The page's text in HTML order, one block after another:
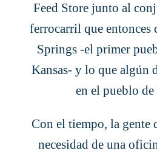
Feed Store junto al
ferrocarril que entonces
Springs -el primer
Kansas- y lo que algún
en el pueblo de
Con el tiempo, la gente
necesidad de una